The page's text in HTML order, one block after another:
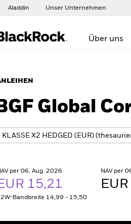
Aladdin Unser Unternehmen
Über uns
BGF Global
per 06. Aug. 2026
15,21
Bandbreite 14,99 - 15,50
NAV per